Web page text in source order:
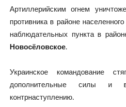
Артиллерийским огнем
противника в районе населенного
наблюдательных пункта в
Новосёловское.
Украинское командование
дополнительные силы и
контрнаступлению.